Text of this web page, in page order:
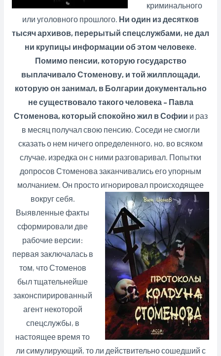
криминального
или уголовного прошлого. Ни один из десятков
тысяч архивов, перерытый спецслужбами, не дал
ни крупицы информации об этом человеке.
Помимо пенсии, которую государство
выплачивало Стоменову, и той жилплощади,
которую он занимал, в Болгарии документально
не существовало такого человека – Павла
Стоменова, который спокойно жил в Софии и раз
в месяц получал свою пенсию. Соседи не смогли
сказать о нем ничего определенного, но, во всяком
случае, изредка он с ними разговаривал. Попытки
допросов Стоменова заканчивались его упорным
молчанием. Он просто игнорировал происходящее
вокруг себя.
Выявленные факты
сформировали две
рабочие версии:
первая заключалась в
том, что Стоменов
был тщательнейше
законспирированный
агент некоторой
спецслужбы, в
настоящее время то
ли симулирующий, то ли действительно сошедший с